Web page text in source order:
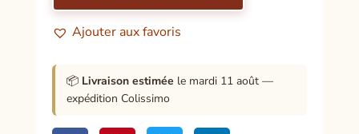
Smudge
Sahumo
et
Palo
Santo
Ajouter aux favoris
📦 Livraison estimée le mardi 11 août —
expédition Colissimo